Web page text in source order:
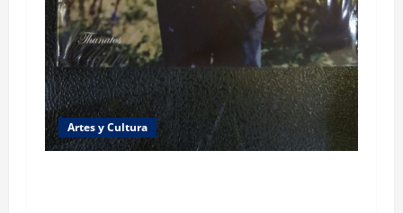
Artes y Cultura